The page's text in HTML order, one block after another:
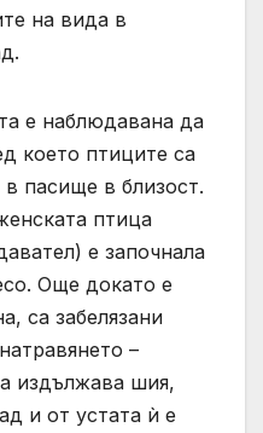
на вида в
е наблюдавана да
което птиците са
пасище в близост.
птица
е започнала
Още докато е
са забелязани
–
издължава шия,
и от устата ѝ е